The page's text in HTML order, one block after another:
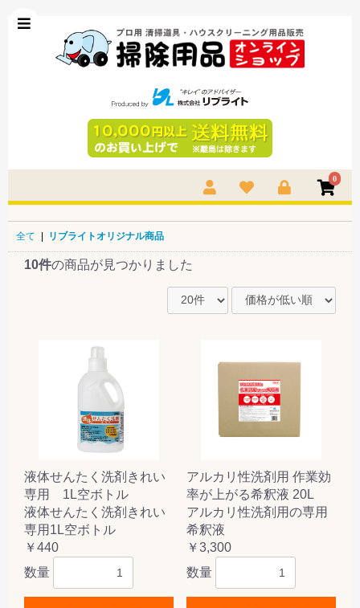
0
全て | リブライトオリジナル商品
10件の商品が見つかりました
液体せんたく洗剤きれい
専用 1L空ボトル
液体せんたく洗剤きれい
専用1L空ボトル
￥440
数量
アルカリ性洗剤用 作業効
率が上がる希釈液 20L
アルカリ性洗剤用の専用
希釈液
￥3,300
数量